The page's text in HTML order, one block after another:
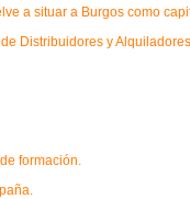
a situar a Burgos como
Distribuidores y
formación.